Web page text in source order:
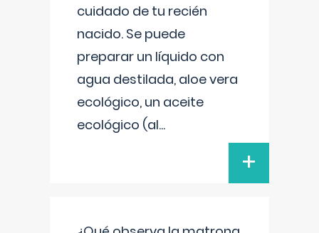
cuidado de tu recién
nacido. Se puede
preparar un líquido con
agua destilada, aloe vera
ecológico, un aceite
ecológico (al...
+